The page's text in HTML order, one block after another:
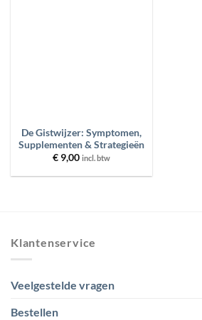
De Gistwijzer: Symptomen,
Supplementen & Strategieën
€ 9,00 incl. btw
Klantenservice
Veelgestelde vragen
Bestellen